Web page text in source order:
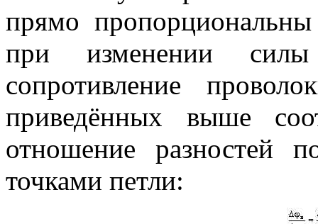
прямо
при изменении
сопротивление
приведённых выше
отношение разностей
точками петли: